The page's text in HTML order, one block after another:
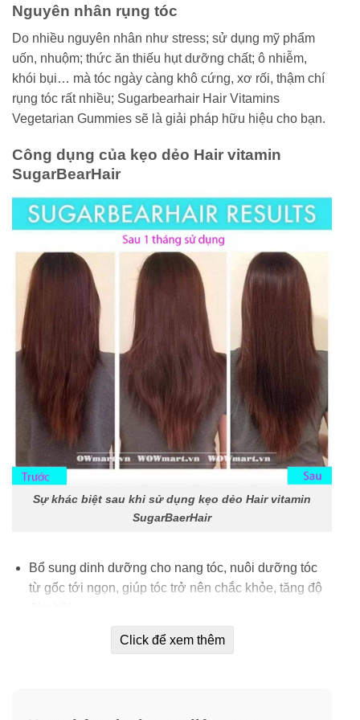
Nguyên nhân rụng tóc
Do nhiều nguyên nhân như stress; sử dụng mỹ phẩm
uốn, nhuộm; thức ăn thiếu hụt dưỡng chất; ô nhiễm,
khói bụi… mà tóc ngày càng khô cứng, xơ rối, thậm chí
rụng tóc rất nhiều; Sugarbearhair Hair Vitamins
Vegetarian Gummies sẽ là giải pháp hữu hiệu cho bạn.
Công dụng của kẹo dẻo Hair vitamin
SugarBearHair
Sự khác biệt sau khi sử dụng kẹo dẻo Hair vitamin
SugarBaerHair
Bổ sung dinh dưỡng cho nang tóc, nuôi dưỡng tóc
từ gốc tới ngọn, giúp tóc trở nên chắc khỏe, tăng độ
Đặc biệt hiệu quả với những người thường xuyên
uốn, nhuộm tóc.
Click để xem thêm